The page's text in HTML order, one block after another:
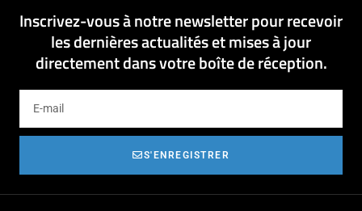
Inscrivez-vous à notre newsletter pour recevoir
les dernières actualités et mises à jour
directement dans votre boîte de réception.
S'ENREGISTRER